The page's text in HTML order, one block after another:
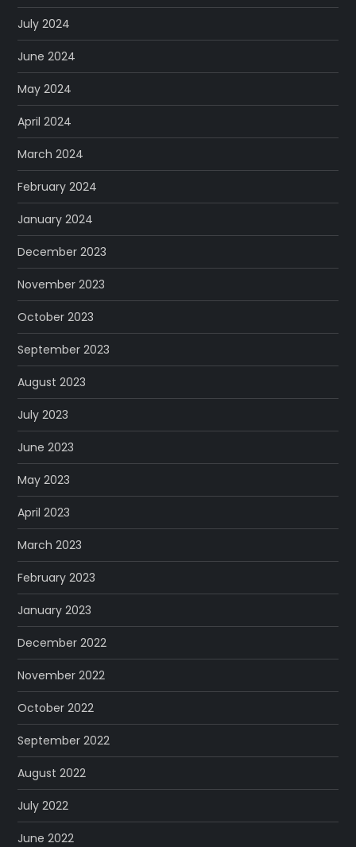
July 2024
June 2024
May 2024
April 2024
March 2024
February 2024
January 2024
December 2023
November 2023
October 2023
September 2023
August 2023
July 2023
June 2023
May 2023
April 2023
March 2023
February 2023
January 2023
December 2022
November 2022
October 2022
September 2022
August 2022
July 2022
June 2022